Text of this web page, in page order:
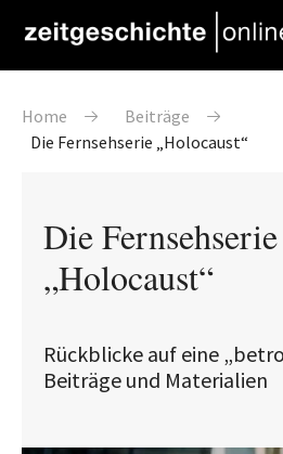
Pfadnavigation
Home
Beiträge
Die Fernsehserie „Holocaust“
Die Fernsehserie
„Holocaust“
Rückblicke auf eine
Beiträge und Materialien